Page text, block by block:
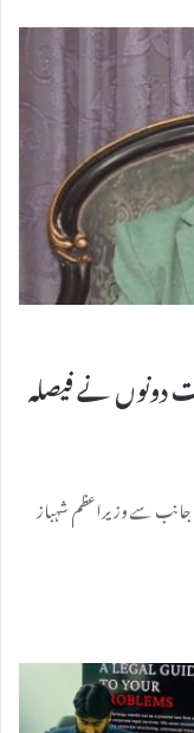
دونوں نے فیصلہ
جانب سے وزیراعظم شہباز